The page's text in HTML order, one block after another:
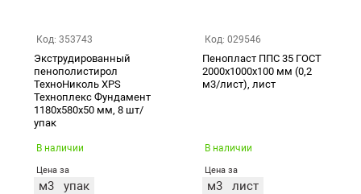
Код: 353743
Экструдированный
пенополистирол
ТехноНиколь XPS
Техноплекс Фундамент
1180х580х50 мм, 8 шт/
упак
В наличии
Цена за
м3 упак
Код: 029546
Пенопласт ППС 35 ГОСТ
2000х1000х100 мм (0,2
м3/лист), лист
В наличии
Цена за
м3 лист